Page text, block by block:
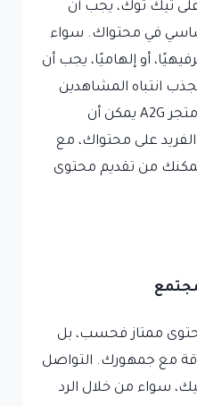
تيك توك، يجب أن
في محتواك. سواء
أو إلهاميًا، يجب أن
انتباه المشاهدين
وجعلهم يرغبون في المزيد. متجر A2G يمكن أن
على محتواك، مع
تمكنك من تقديم محتوى
ممتاز فحسب، بل
مع جمهورك. التواصل
سواء من خلال الرد